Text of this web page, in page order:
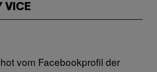
VICE
vom Facebookprofil der